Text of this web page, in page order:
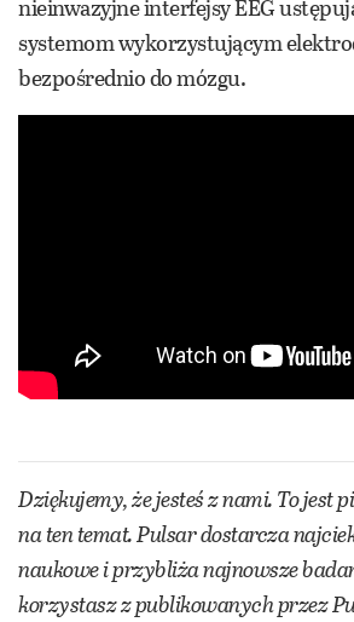
nieinwazyjne interfejsy EEG
systemom wykorzystującym
bezpośrednio do mózgu.
Dziękujemy, że jesteś z nami. To jest
na ten temat. Pulsar dostarcza
naukowe i przybliża najnowsze
korzystasz z publikowanych przez